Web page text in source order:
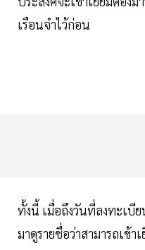
เรือนจำไว้ก่อน
ทั้งนี้ เมื่อถึงวันที่ลงทะเบี
มาดูรายชื่อว่าสามารถเข้า